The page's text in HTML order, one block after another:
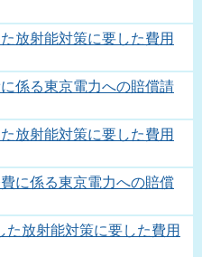
放射能対策に要した費用
係る東京電力への賠償請
放射能対策に要した費用
に係る東京電力への賠償
放射能対策に要した費用